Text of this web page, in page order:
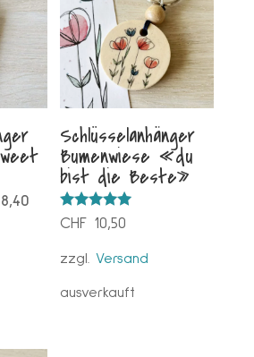
Aktueller
Schlüsselanhänger
Bumenwiese «du
bist die Beste»
Bewertet mit
5.00
CHF 10,50
zzgl.Versand
ausverkauft